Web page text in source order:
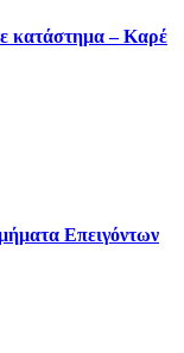
κατάστημα – Καρέ
Επειγόντων